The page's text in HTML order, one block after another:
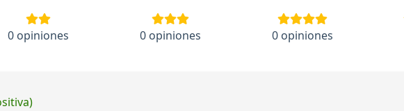
0 opiniones 0 opiniones 0 opiniones